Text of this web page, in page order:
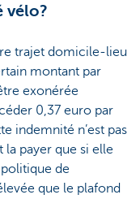
vélo?
trajet domicile-lieu
montant par
exonérée
0,37 euro par
indemnité n’est pas
payer que si elle
de
que le plafond